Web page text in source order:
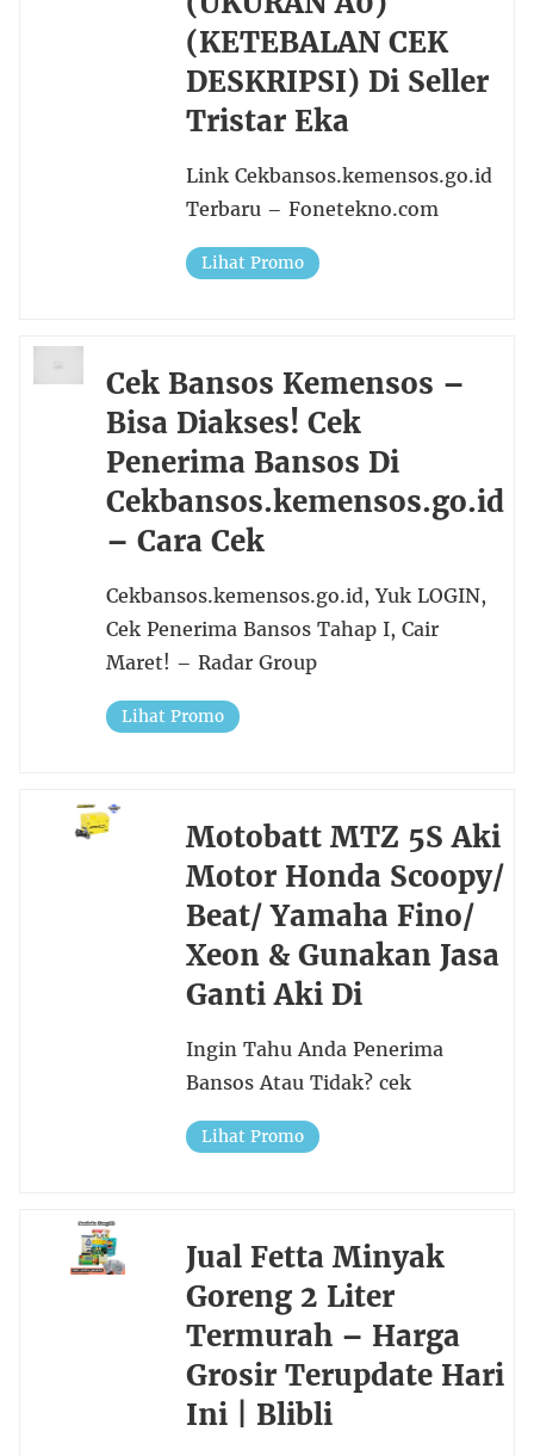
(KETEBALAN CEK
DESKRIPSI) Di Seller
Tristar Eka
Link Cekbansos.kemensos.go.id
Terbaru – Fonetekno.com
Lihat Promo
Cek Bansos Kemensos –
Bisa Diakses! Cek
Penerima Bansos Di
Cekbansos.kemensos.go.id
– Cara Cek
Cekbansos.kemensos.go.id, Yuk LOGIN,
Cek Penerima Bansos Tahap I, Cair
Maret! – Radar Group
Lihat Promo
Motobatt MTZ 5S Aki
Motor Honda Scoopy/
Beat/ Yamaha Fino/
Xeon & Gunakan Jasa
Ganti Aki Di
Ingin Tahu Anda Penerima
Bansos Atau Tidak? cek
Lihat Promo
Jual Fetta Minyak
Goreng 2 Liter
Termurah – Harga
Grosir Terupdate Hari
Ini | Blibli